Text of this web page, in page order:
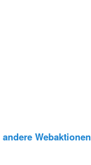
Webaktionen